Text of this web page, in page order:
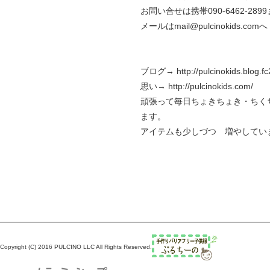
お問い合せは携帯090-6462-2899
メールはmail@pulcinokids.comへ
ブログ→ http://
思い→ http://pulcinokids.com/
頑張って毎日ちょきちょき・ちく
ます。
アイテムも少しづつ 増やしてい
Copyright (C) 2016 PULCINO LLC All Rights Reserved.